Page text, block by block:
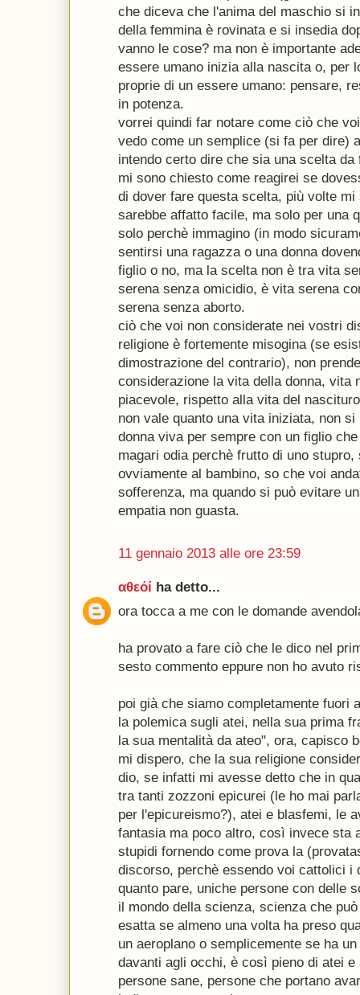
che diceva che l'anima del maschio si
della femmina è rovinata e si insedia
vanno le cose? ma non è importante
essere umano inizia alla nascita o, per
proprie di un essere umano: pensare,
in potenza.
vorrei quindi far notare come ciò che
vedo come un semplice (si fa per dire)
intendo certo dire che sia una scelta
mi sono chiesto come reagirei se
di dover fare questa scelta, più volte
sarebbe affatto facile, ma solo per una
solo perchè immagino (in modo
sentirsi una ragazza o una donna
figlio o no, ma la scelta non è tra vita
serena senza omicidio, è vita serena
serena senza aborto.
ciò che voi non considerate nei vostri
religione è fortemente misogina (se
dimostrazione del contrario), non
considerazione la vita della donna, vita
piacevole, rispetto alla vita del
non vale quanto una vita iniziata, non
donna viva per sempre con un figlio
magari odia perchè frutto di uno
ovviamente al bambino, so che voi
sofferenza, ma quando si può evitare
empatia non guasta.
11 gennaio 2013 alle ore 23:59
αθεόί ha detto...
ora tocca a me con le domande
ha provato a fare ciò che le dico nel
sesto commento eppure non ho avuto
poi già che siamo completamente fuori
la polemica sugli atei, nella sua prima
la sua mentalità da ateo", ora, capisco
mi dispero, che la sua religione
dio, se infatti mi avesse detto che in
tra tanti zozzoni epicurei (le ho mai
per l'epicureismo?), atei e blasfemi, le
fantasia ma poco altro, così invece sta
stupidi fornendo come prova la
discorso, perchè essendo voi cattolici i
quanto pare, uniche persone con delle
il mondo della scienza, scienza che
esatta se almeno una volta ha preso
un aeroplano o semplicemente se ha
davanti agli occhi, è così pieno di atei
persone sane, persone che portano